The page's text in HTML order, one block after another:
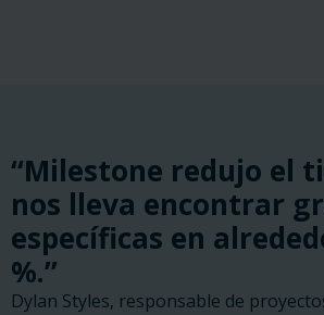
“Milestone redujo el
nos lleva encontrar
específicas en
%.”
Dylan Styles, responsable de